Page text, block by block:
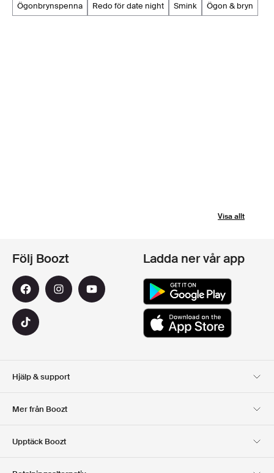
ögonbrynspenna
redo för date night smink ögon & bryn
Visa allt
Hjälp & support
Mer från Boozt
Upptäck Boozt
Följ Boozt Ladda ner vår app